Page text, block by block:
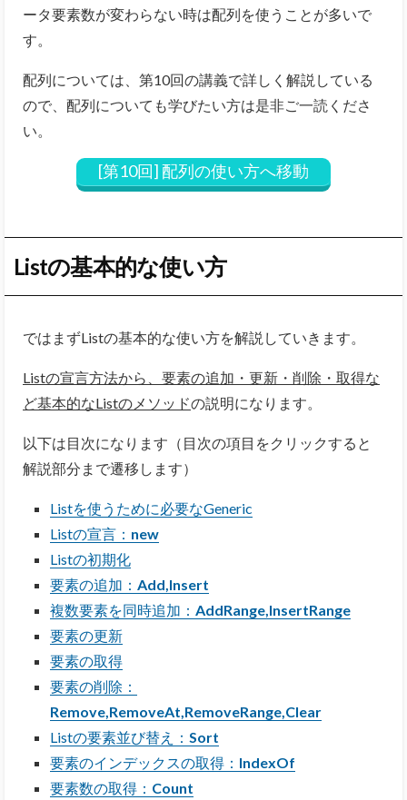
ータ要素数が変わらない時は配列を使うことが多いで
す。
配列については、第10回の講義で詳しく解説している
ので、配列についても学びたい方は是非ご一読くださ
い。
[第10回] 配列の使い方へ移動
Listの基本的な使い方
ではまずListの基本的な使い方を解説していきます。
Listの宣言方法から、要素の追加・更新・削除・取得な
ど基本的なListのメソッドの説明になります。
以下は目次になります（目次の項目をクリックすると
解説部分まで遷移します）
Listを使うために必要なGeneric
Listの宣言： new
Listの初期化
要素の追加： Add,Insert
複数要素を同時追加： AddRange,InsertRange
要素の更新
要素の取得
要素の削除：
Remove,RemoveAt,RemoveRange,Clear
Listの要素並び替え： Sort
要素のインデックスの取得： IndexOf
要素数の取得： Count